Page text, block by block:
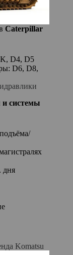
Caterpillar
D4, D5
D6, D8,
и системы
дня
Komatsu